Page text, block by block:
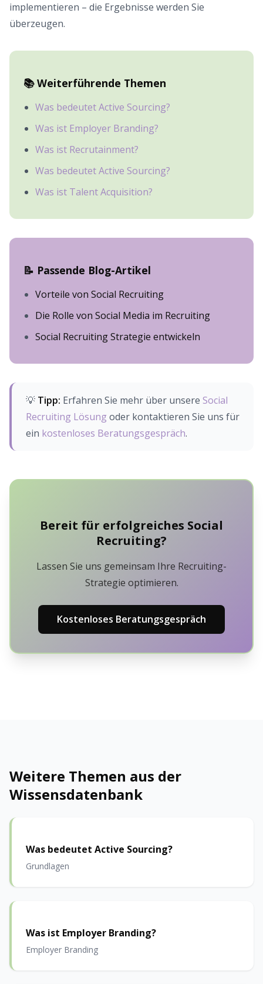
implementieren – die Ergebnisse werden Sie
überzeugen.
📚 Weiterführende Themen
Was bedeutet Active Sourcing?
Was ist Employer Branding?
Was ist Recrutainment?
Was bedeutet Active Sourcing?
Was ist Talent Acquisition?
📝 Passende Blog-Artikel
Vorteile von Social Recruiting
Die Rolle von Social Media im Recruiting
Social Recruiting Strategie entwickeln
💡 Tipp: Erfahren Sie mehr über unsere Social
Recruiting Lösung oder kontaktieren Sie uns für
ein kostenloses Beratungsgespräch.
Bereit für erfolgreiches Social
Recruiting?
Lassen Sie uns gemeinsam Ihre Recruiting-
Strategie optimieren.
Kostenloses Beratungsgespräch
Weitere Themen aus der
Wissensdatenbank
Was bedeutet Active Sourcing?
Grundlagen
Was ist Employer Branding?
Employer Branding